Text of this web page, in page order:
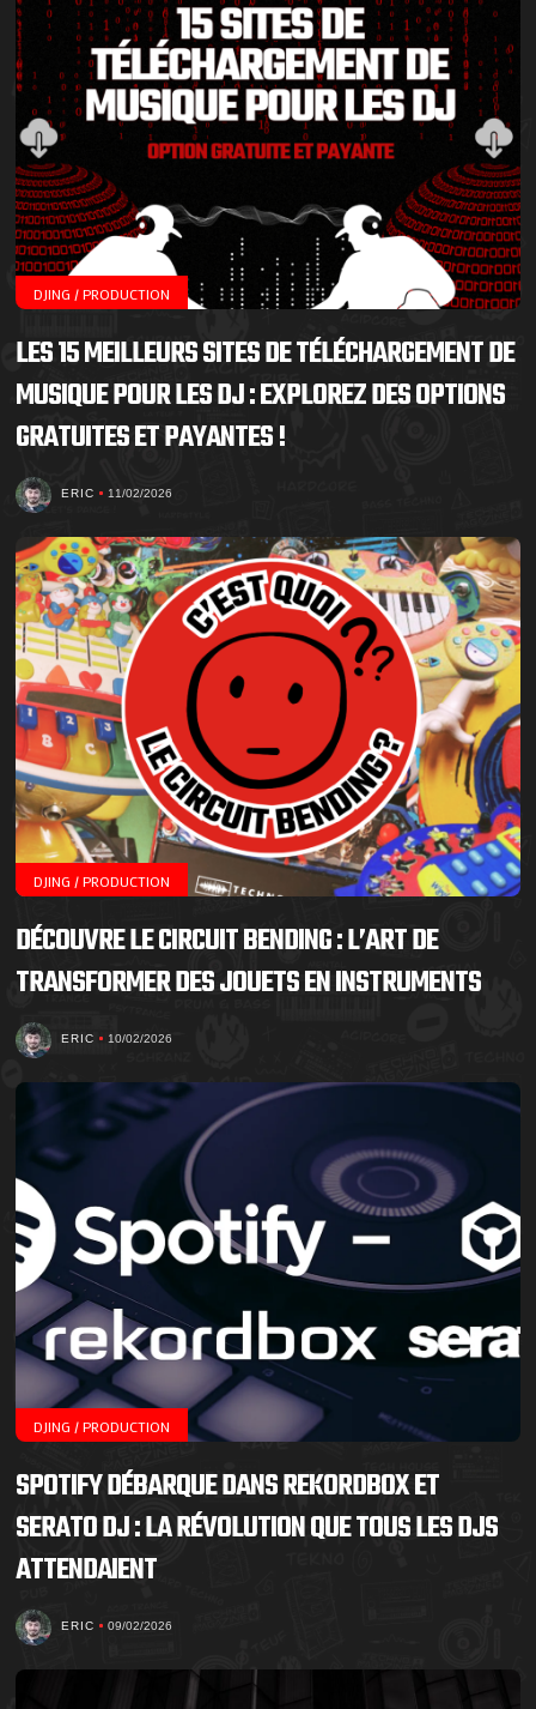
DJING / PRODUCTION
LES 15 MEILLEURS SITES DE TÉLÉCHARGEMENT DE
MUSIQUE POUR LES DJ : EXPLOREZ DES OPTIONS
GRATUITES ET PAYANTES !
ERIC 11/02/2026
DJING / PRODUCTION
DÉCOUVRE LE CIRCUIT BENDING : L’ART DE
TRANSFORMER DES JOUETS EN INSTRUMENTS
ERIC 10/02/2026
DJING / PRODUCTION
SPOTIFY DÉBARQUE DANS REKORDBOX ET
SERATO DJ : LA RÉVOLUTION QUE TOUS LES DJS
ATTENDAIENT
ERIC 09/02/2026